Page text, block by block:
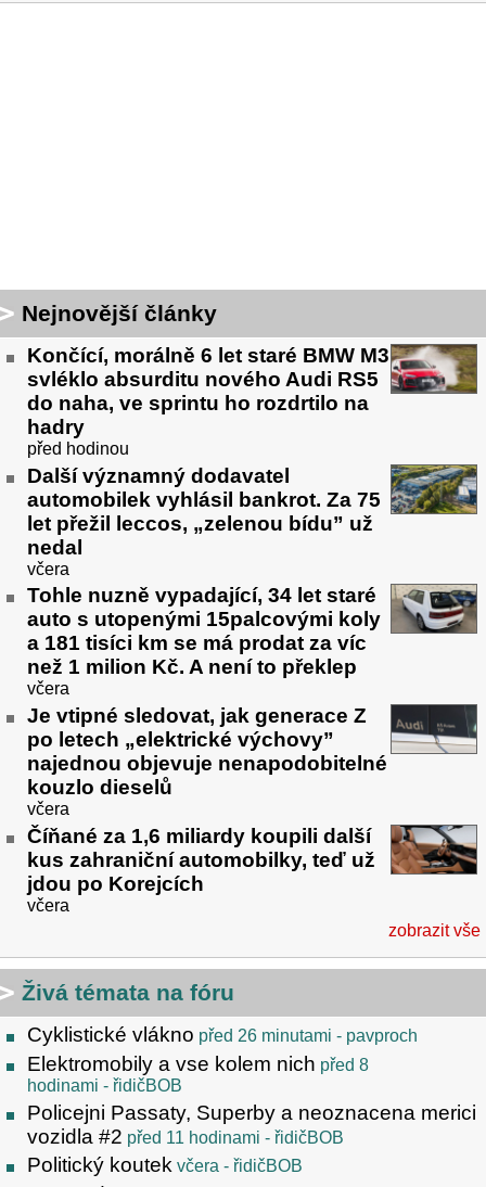
Nejnovější články
Končící, morálně 6 let staré BMW M3
svléklo absurditu nového Audi RS5
do naha, ve sprintu ho rozdrtilo na
hadry
před hodinou
Další významný dodavatel
automobilek vyhlásil bankrot. Za 75
let přežil leccos, „zelenou bídu” už
nedal
včera
Tohle nuzně vypadající, 34 let staré
auto s utopenými 15palcovými koly
a 181 tisíci km se má prodat za víc
než 1 milion Kč. A není to překlep
včera
Je vtipné sledovat, jak generace Z
po letech „elektrické výchovy”
najednou objevuje nenapodobitelné
kouzlo dieselů
včera
Číňané za 1,6 miliardy koupili další
kus zahraniční automobilky, teď už
jdou po Korejcích
včera
zobrazit vše
Živá témata na fóru
Cyklistické vlákno před 26 minutami - pavproch
Elektromobily a vse kolem nich před 8
hodinami - řidičBOB
Policejni Passaty, Superby a neoznacena merici
vozidla #2 před 11 hodinami - řidičBOB
Politický koutek včera - řidičBOB